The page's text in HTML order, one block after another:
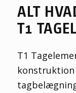
ALT
T1
T1 T